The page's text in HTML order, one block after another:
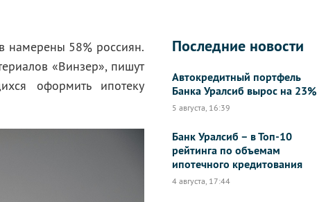
намерены 58% россиян.
«Винзер», пишут
оформить ипотеку
Последние новости
Автокредитный портфель
Банка Уралсиб вырос на 23%
5 августа, 16:39
Банк Уралсиб – в Топ-10
рейтинга по объемам
ипотечного кредитования
4 августа, 17:44